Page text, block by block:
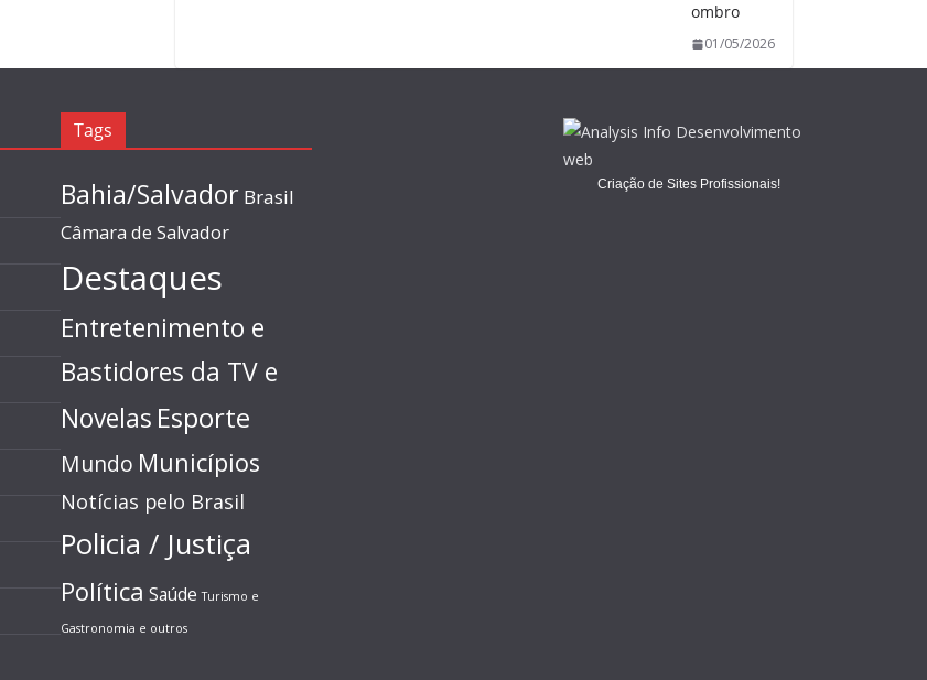
ombro
01/05/2026
Tags
Bahia/Salvador Brasil
Câmara de Salvador
Destaques
Entretenimento e
Bastidores da TV e
Novelas Esporte
Mundo Municípios
Notícias pelo Brasil
Policia / Justiça
Política Saúde Turismo e
Gastronomia e outros
Criação de Sites Profissionais!